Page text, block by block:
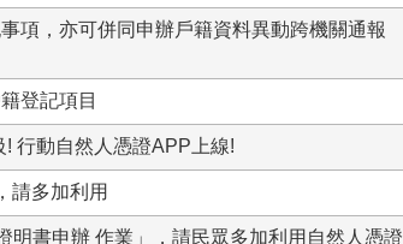
項，亦可併同申辦戶籍資料異動跨機關通報
登記項目
行動自然人憑證APP上線!
請多加利用
明書申辦 作業」，請民眾多加利用自然人憑證